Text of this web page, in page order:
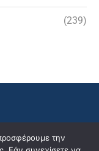
(239)
την